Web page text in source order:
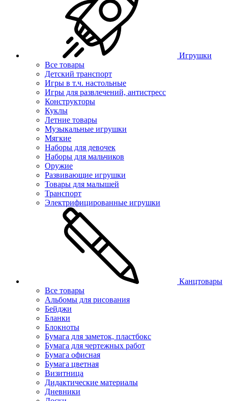
Игрушки
Все товары
Детский транспорт
Игры в т.ч. настольные
Игры для развлечений, антистресс
Конструкторы
Куклы
Летние товары
Музыкальные игрушки
Мягкие
Наборы для девочек
Наборы для мальчиков
Оружие
Развивающие игрушки
Товары для малышей
Транспорт
Электрифицированные игрушки
Канцтовары
Все товары
Альбомы для рисования
Бейджи
Бланки
Блокноты
Бумага для заметок, пластбокс
Бумага для чертежных работ
Бумага офисная
Бумага цветная
Визитница
Дидактические материалы
Дневники